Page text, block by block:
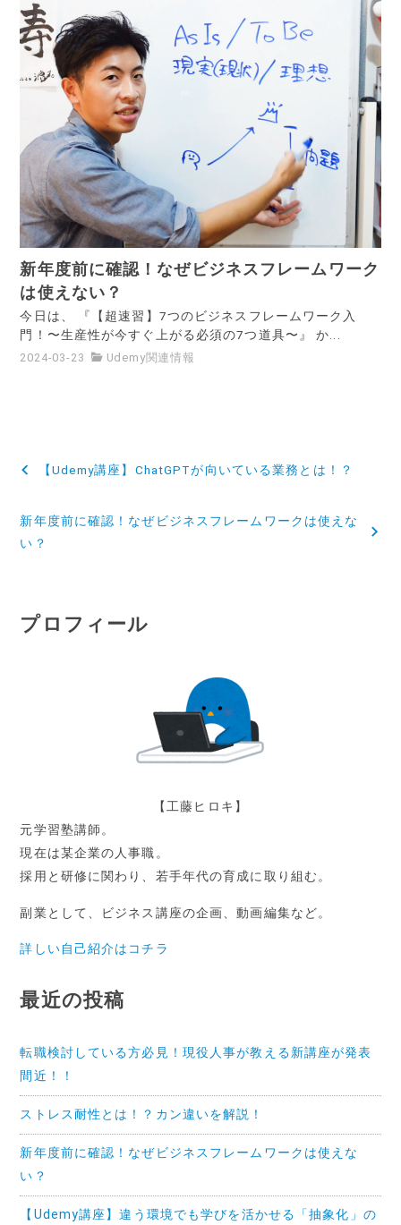
新年度前に確認！なぜビジネスフレームワーク
は使えない？
今日は、 『【超速習】7つのビジネスフレームワーク入
門！〜生産性が今すぐ上がる必須の7つ道具〜』 か...
2024-03-23 Udemy関連情報
投
ナ
ー
【Udemy講座】ChatGPTが向いている業務とは！？
新年度前に確認！なぜビジネスフレームワークは使えな
い？
プロフィール
【工藤ヒロキ】
元学習塾講師。
現在は某企業の人事職。
採用と研修に関わり、若手年代の育成に取り組む。
副業として、ビジネス講座の企画、動画編集など。
詳しい自己紹介はコチラ
最近の投稿
転職検討している方必見！現役人事が教える新講座が発表
間近！！
ストレス耐性とは！？カン違いを解説！
新年度前に確認！なぜビジネスフレームワークは使えな
い？
【Udemy講座】違う環境でも学びを活かせる「抽象化」の